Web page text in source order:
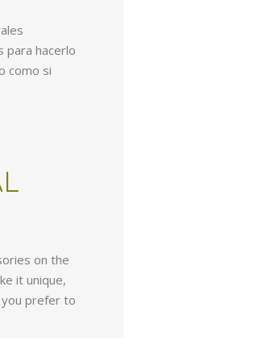
para hacerlo
como si
on the
it unique,
prefer to